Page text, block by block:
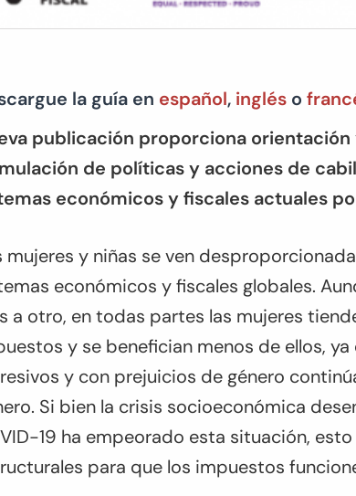
la guía en español, inglés o
publicación proporciona
de políticas y acciones de
económicos y fiscales actuales
mujeres y niñas se ven
económicos y fiscales globales.
a otro, en todas partes las mujeres
y se benefician menos de ellos,
y con prejuicios de género
Si bien la crisis socioeconómica
19 ha empeorado esta situación,
para que los impuestos